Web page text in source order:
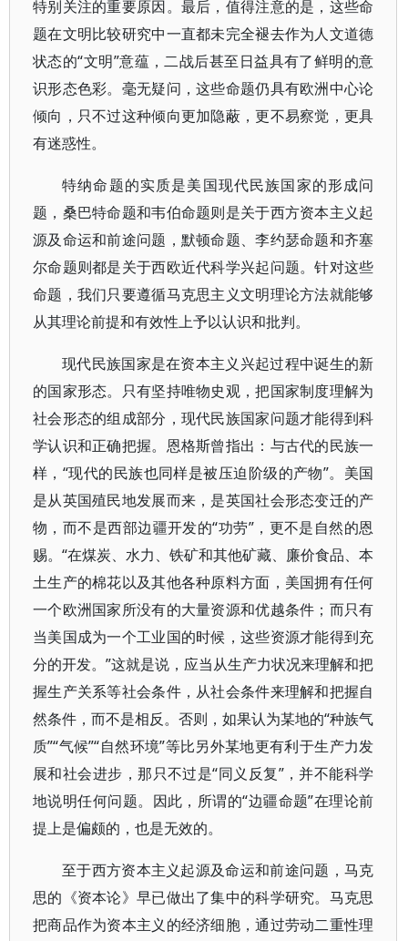
特别关注的重要原因。最后，值得注意的是，这些命
题在文明比较研究中一直都未完全褪去作为人文道德
状态的“文明”意蕴，二战后甚至日益具有了鲜明的意
识形态色彩。毫无疑问，这些命题仍具有欧洲中心论
倾向，只不过这种倾向更加隐蔽，更不易察觉，更具
有迷惑性。
特纳命题的实质是美国现代民族国家的形成问
题，桑巴特命题和韦伯命题则是关于西方资本主义起
源及命运和前途问题，默顿命题、李约瑟命题和齐塞
尔命题则都是关于西欧近代科学兴起问题。针对这些
命题，我们只要遵循马克思主义文明理论方法就能够
从其理论前提和有效性上予以认识和批判。
现代民族国家是在资本主义兴起过程中诞生的新
的国家形态。只有坚持唯物史观，把国家制度理解为
社会形态的组成部分，现代民族国家问题才能得到科
学认识和正确把握。恩格斯曾指出：与古代的民族一
样，“现代的民族也同样是被压迫阶级的产物”。美国
是从英国殖民地发展而来，是英国社会形态变迁的产
物，而不是西部边疆开发的“功劳”，更不是自然的恩
赐。“在煤炭、水力、铁矿和其他矿藏、廉价食品、本
土生产的棉花以及其他各种原料方面，美国拥有任何
一个欧洲国家所没有的大量资源和优越条件；而只有
当美国成为一个工业国的时候，这些资源才能得到充
分的开发。”这就是说，应当从生产力状况来理解和把
握生产关系等社会条件，从社会条件来理解和把握自
然条件，而不是相反。否则，如果认为某地的“种族气
质”“气候”“自然环境”等比另外某地更有利于生产力发
展和社会进步，那只不过是“同义反复”，并不能科学
地说明任何问题。因此，所谓的“边疆命题”在理论前
提上是偏颇的，也是无效的。
至于西方资本主义起源及命运和前途问题，马克
思的《资本论》早已做出了集中的科学研究。马克思
把商品作为资本主义的经济细胞，通过劳动二重性理